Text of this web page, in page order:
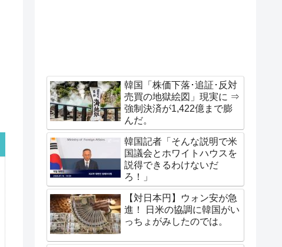
韓国「株価下落･追証･反対
売買の地獄絵図」現実に ⇒
強制決済が1,422億まで膨
んだ。
韓国記者「そんな説明で米
国議会とホワイトハウスを
説得できるわけないだ
ろ！」
【対日本円】ウォン安が急
進！ 日米の協調に韓国がい
っちょがみしたのでは。